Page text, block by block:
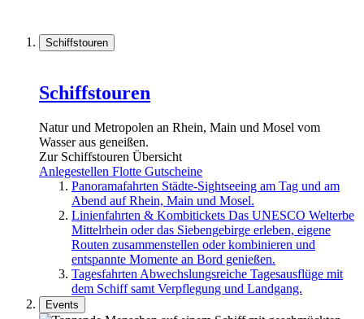
Schiffstouren
Schiffstouren
Natur und Metropolen an Rhein, Main und Mosel vom
Wasser aus geneißen.
Zur Schiffstouren Übersicht
Anlegestellen Flotte Gutscheine
Panoramafahrten Städte-Sightseeing am Tag und am
Abend auf Rhein, Main und Mosel.
Linienfahrten & Kombitickets Das UNESCO Welterbe
Mittelrhein oder das Siebengebirge erleben, eigene
Routen zusammenstellen oder kombinieren und
entspannte Momente an Bord genießen.
Tagesfahrten Abwechslungsreiche Tagesausflüge mit
dem Schiff samt Verpflegung und Landgang.
Events